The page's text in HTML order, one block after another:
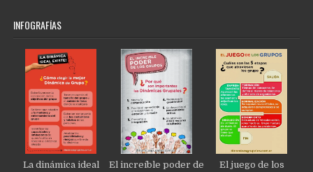
INFOGRAFÍAS
La dinámica ideal El increíble poder de El juego de los